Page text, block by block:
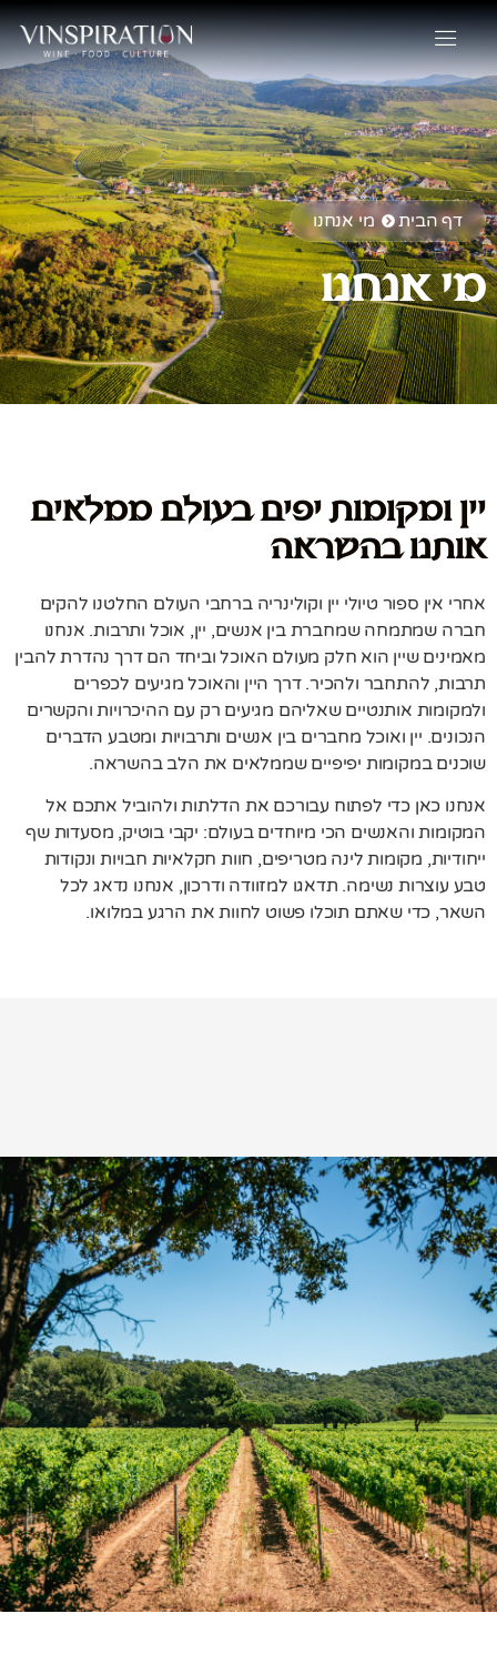
דף הבית מי אנחנו
מי אנחנו
יין ומקומות יפים בעולם ממלאים
אותנו בהשראה
אחרי אין ספור טיולי יין וקולינריה ברחבי העולם החלטנו להקים
חברה שמתמחה שמחברת בין אנשים, יין, אוכל ותרבות. אנחנו
מאמינים שיין הוא חלק מעולם האוכל וביחד הם דרך נהדרת להבין
תרבות, להתחבר ולהכיר. דרך היין והאוכל מגיעים לכפרים
ולמקומות אותנטיים שאליהם מגיעים רק עם ההיכרויות והקשרים
הנכונים. יין ואוכל מחברים בין אנשים ותרבויות ומטבע הדברים
שוכנים במקומות יפיפיים שממלאים את הלב בהשראה.
אנחנו כאן כדי לפתוח עבורכם את הדלתות ולהוביל אתכם אל
המקומות והאנשים הכי מיוחדים בעולם: יקבי בוטיק, מסעדות שף
ייחודיות, מקומות לינה מטריפים, חוות חקלאיות חבויות ונקודות
טבע עוצרות נשימה. תדאגו למזוודה ודרכון, אנחנו נדאג לכל
השאר, כדי שאתם תוכלו פשוט לחוות את הרגע במלואו.